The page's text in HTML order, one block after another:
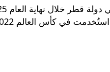
في كأس العالم 2022، مثل: